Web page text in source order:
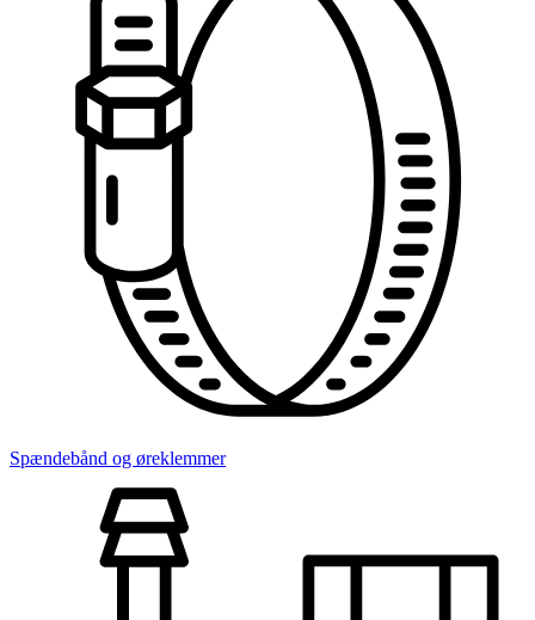
Spændebånd og øreklemmer